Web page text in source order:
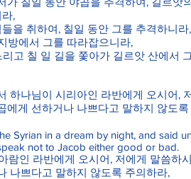
,
을 취하여, 칠일 동안 그를 추격하니라
방에서 그를 따라잡으니라,
고 칠 일 길을 쫓아가 길르앗 산에서
하나님이 시리아인 라반에게 오시어,
에게 선하거나 나쁘다고 말하지 않도
Syrian in a dream by night, and said
not to Jacob either good or bad.
람인 라반에게 오시어, 저에게 말씀하
나쁘다고 말하지 않도록 주의하라,